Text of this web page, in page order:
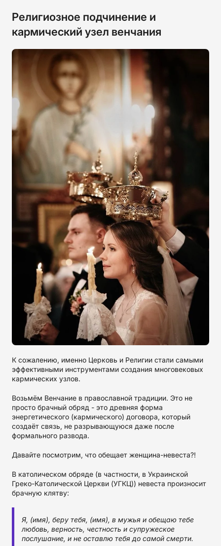
Религиозное подчинение и
кармический узел венчания
К сожалению, именно Церковь и Религии стали самыми
эффективными инструментами создания многовековых
кармических узлов.
Возьмём Венчание в православной традиции. Это не
просто брачный обряд - это древняя форма
энергетического (кармического) договора, который
создаёт связь, не разрывающуюся даже после
формального развода.
Давайте посмотрим, что обещает женщина-невеста?!
В католическом обряде (в частности, в Украинской
Греко-Католической Церкви (УГКЦ)) невеста произносит
брачную клятву:
Я, (имя), беру тебя, (имя), в мужья и обещаю тебе
любовь, верность, честность и супружеское
послушание, и не оставлю тебя до самой смерти.